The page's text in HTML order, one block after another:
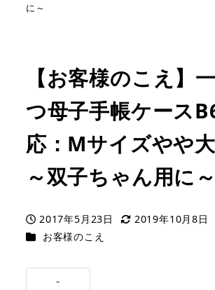
に～
【お客様のこえ】
つ母子手帳ケース
応：Mサイズやや
～双子ちゃん用に～
投稿日
2017年5月23日
更新日
2019年10月8日
カテゴリー
お客様のこえ
-